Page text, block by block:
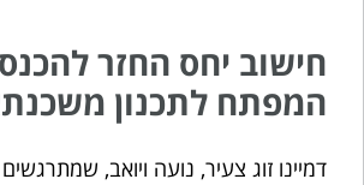
חישוב יחס החזר
המפתח לתכנון
דמיינו זוג צעיר, נועה ויואב,